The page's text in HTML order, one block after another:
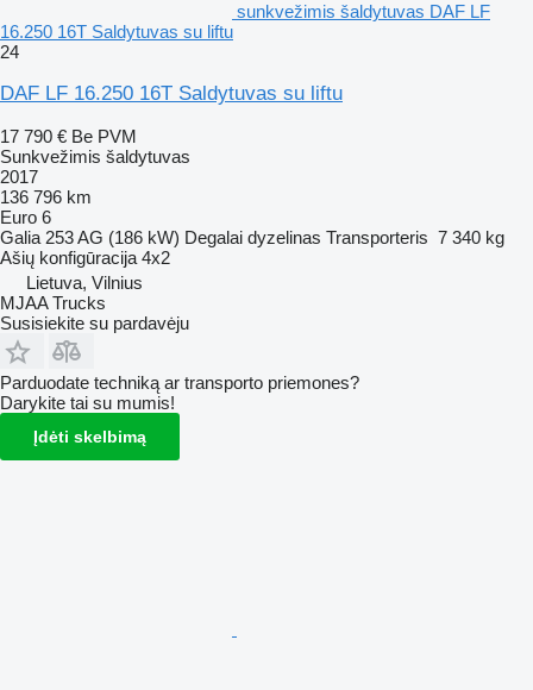
sunkvežimis šaldytuvas DAF LF
16.250 16T Saldytuvas su liftu
24
DAF LF 16.250 16T Saldytuvas su liftu
17 790 € Be PVM
Sunkvežimis šaldytuvas
2017
136 796 km
Euro 6
Galia 253 AG (186 kW) Degalai dyzelinas Transporteris 7 340 kg
Ašių konfigūracija 4x2
Lietuva, Vilnius
MJAA Trucks
Susisiekite su pardavėju
Parduodate techniką ar transporto priemones?
Darykite tai su mumis!
Įdėti skelbimą